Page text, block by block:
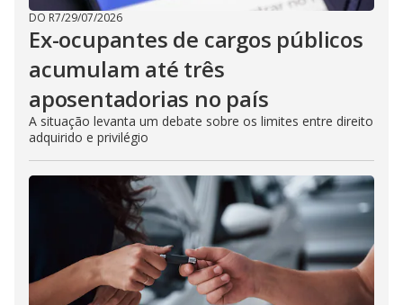
DO R7/29/07/2026
Ex-ocupantes de cargos públicos
acumulam até três
aposentadorias no país
A situação levanta um debate sobre os limites entre direito
adquirido e privilégio